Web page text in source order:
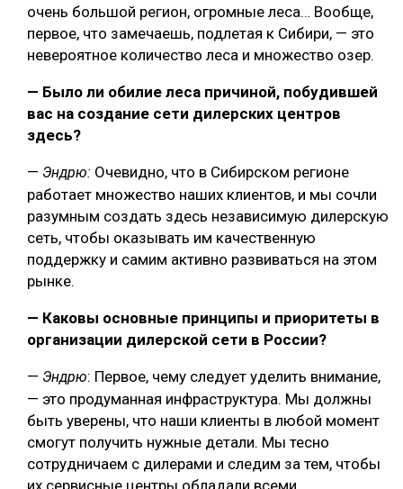
очень большой регион, огромные леса… Вообще,
первое, что замечаешь, подлетая к Сибири, — это
невероятное количество леса и множество озер.
— Было ли обилие леса причиной, побудившей
вас на создание сети дилерских центров
здесь?
— Эндрю: Очевидно, что в Сибирском регионе
работает множество наших клиентов, и мы сочли
разумным создать здесь независимую дилерскую
сеть, чтобы оказывать им качественную
поддержку и самим активно развиваться на этом
рынке.
— Каковы основные принципы и приоритеты в
организации дилерской сети в России?
— Эндрю: Первое, чему следует уделить внимание,
— это продуманная инфраструктура. Мы должны
быть уверены, что наши клиенты в любой момент
смогут получить нужные детали. Мы тесно
сотрудничаем с дилерами и следим за тем, чтобы